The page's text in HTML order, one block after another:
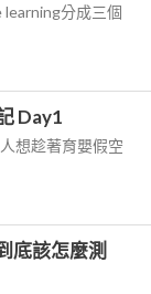
分成三個
Day1
想趁著育嬰假空
底該怎麼測